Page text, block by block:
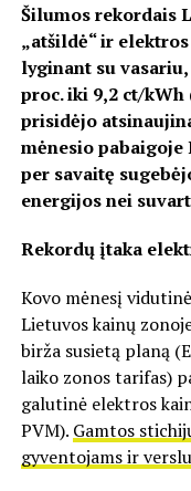
Šilumos rekordais
„atšildė“ ir
lyginant su
proc. iki 9,2 ct/
prisidėjo
mėnesio pabaigoje
per savaitę
energijos nei
Rekordų įtaka
Kovo mėnesį
Lietuvos kainų
birža susietą planą
laiko zonos tarifas)
galutinė elektros
PVM). Gamtos
gyventojams ir